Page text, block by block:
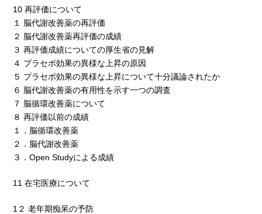
10 再評価について
１ 脳代謝改善薬の再評価
２ 脳代謝改善薬再評価の成績
３ 再評価成績についての厚生省の見解
４ プラセボ効果の異様な上昇の原因
５ プラセボ効果の異様な上昇について十分議論されたか
６ 脳代謝改善薬の有用性を示す一つの調査
７ 脳循環改善薬について
８ 再評価以前の成績
１．脳循環改善薬
２．脳代謝改善薬
３．Open Studyによる成績
11 在宅医療について
1２ 老年期痴呆の予防